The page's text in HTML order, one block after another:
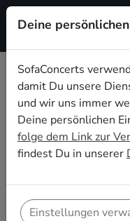
Deine
SofaConcerts
damit Du unsere
und wir uns immer
Deine persönlichen
folge dem Link zur
findest Du in unserer
Einstellungen